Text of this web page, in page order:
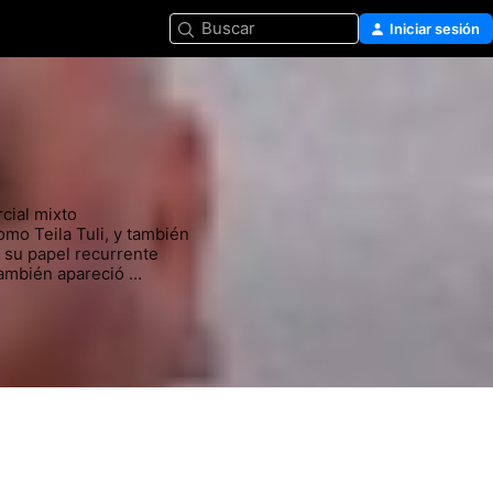
Buscar Iniciar sesión
mixto
Teila Tuli, y también
papel recurrente
apareció